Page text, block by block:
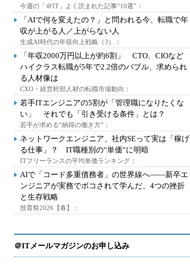
今週の「＠IT」よく読まれた記事“10選”：
「AIで何を変えたの？」と問われる今、転職で年
収が上がる人／上がらない人
生成AI時代の年収向上戦略（3）：
「年収2000万円以上が約6割」 CTO、CIOなど
ハイクラス転職が5年で2.2倍のバブル、求められ
る人材像は
CXO・経営幹部人材の転職市場動向：
若手ITエンジニアの5割が「管理職になりたくな
い」 それでも「引き受ける条件」とは？
若手が求める“納得の働き方”：
ネットワークエンジニア、社内SEって実は「稼げ
る仕事」？ IT職種別の“単価”に明暗
ITフリーランスの平均単価ランキング：
AIで「コード多重債務者」の世界線へ――新卒エ
ンジニアが実務でボコされて学んだ、4つの挫折
と生存戦略
技育祭2026【春】：
＠ITメールマガジンのお申し込み